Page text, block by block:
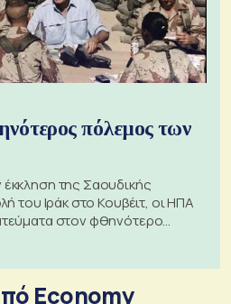
πόλεμος των
της Σαουδικής
του Ιράκ στο Κουβέιτ, οι ΗΠΑ
στον φθηνότερο
Economy